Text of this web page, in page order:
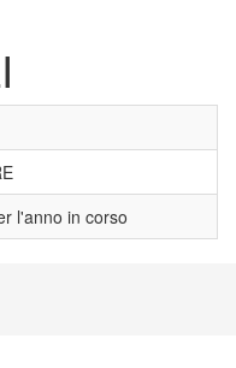
l'anno in corso